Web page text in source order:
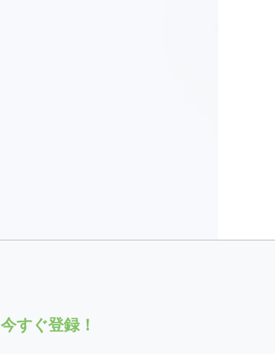
今すぐ登録！